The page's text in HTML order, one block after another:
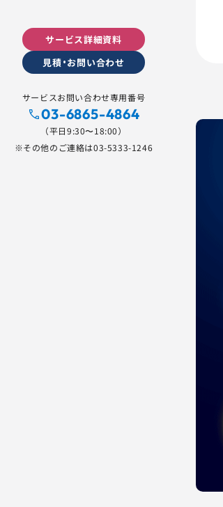
サービス詳細資料
見積・お問い合わせ
サービスお問い合わせ専用番号
03-6865-4864
（平日9:30〜18:00）
※その他のご連絡は03-5333-1246